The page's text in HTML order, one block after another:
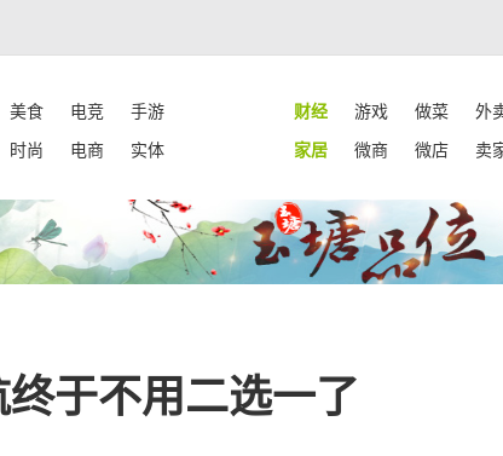
美食 电竞 手游 财经 游戏 做菜
外
时尚 电商 实体 家居 微商 微店 卖
于不用二选一了